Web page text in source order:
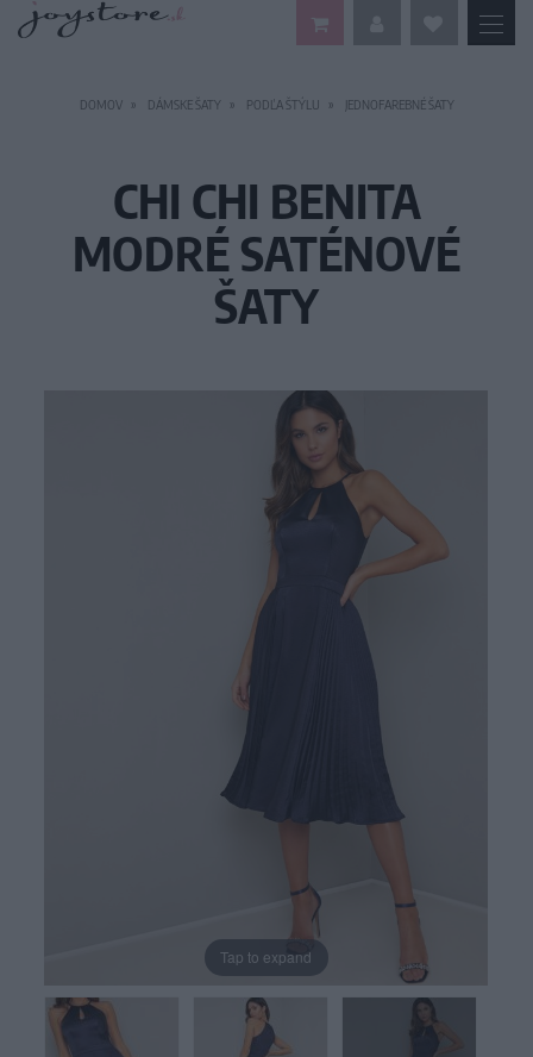
DOMOV DÁMSKE ŠATY PODĽA ŠTÝLU JEDNOFAREBNÉ ŠATY
CHI CHI BENITA
MODRÉ SATÉNOVÉ
ŠATY
Tap to expand